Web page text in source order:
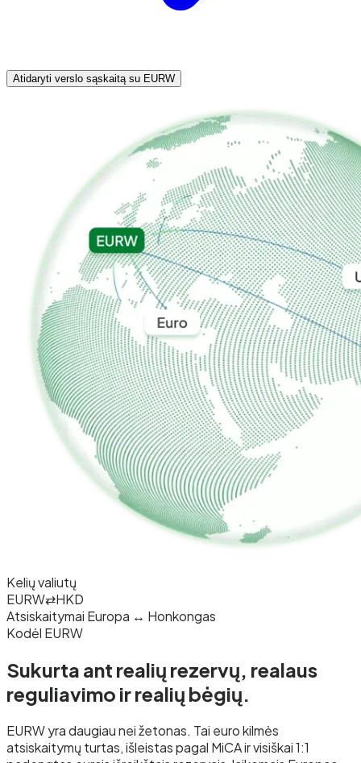
Atidaryti verslo sąskaitą su EURW
Kelių valiutų
EURW⇄HKD
Atsiskaitymai Europa ↔ Honkongas
Kodėl EURW
Sukurta ant realių rezervų, realaus
reguliavimo ir realių bėgių.
EURW yra daugiau nei žetonas. Tai euro kilmės
atsiskaitymų turtas, išleistas pagal MiCA ir visiškai 1:1